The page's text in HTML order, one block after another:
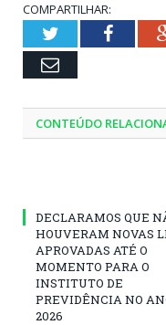
COMPARTILHAR:
Twitter
Email
CONTEÚDO
DECLARAMOS QUE
HOUVERAM NOVAS
APROVADAS ATÉ O
MOMENTO PARA O
INSTITUTO DE
PREVIDÊNCIA NO
2026